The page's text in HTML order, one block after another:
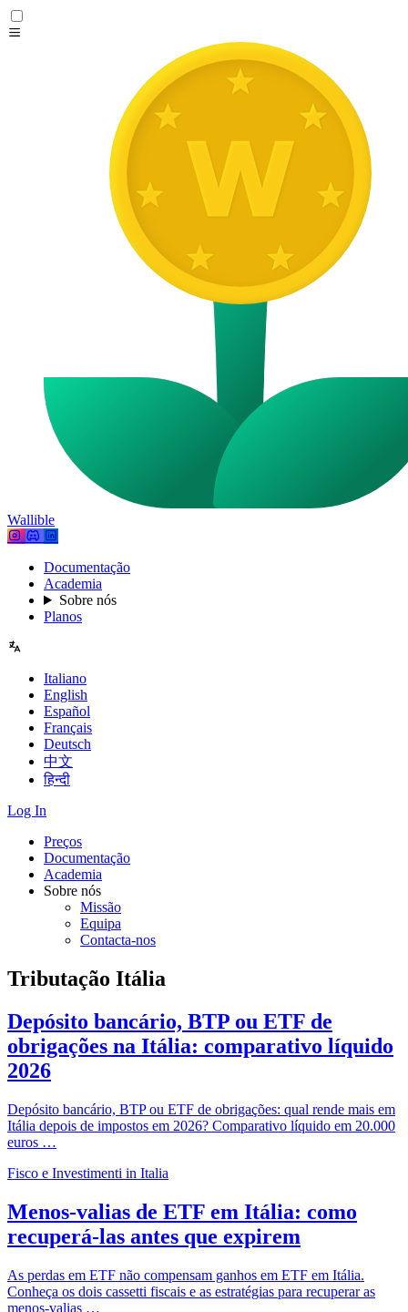
Wallible
Documentação
Academia
Sobre nós
Planos
Italiano
English
Español
Français
Deutsch
中文
हिन्दी
Log In
Preços
Documentação
Academia
Sobre nós
Missão
Equipa
Contacta-nos
Tributação Itália
Depósito bancário, BTP ou ETF de
obrigações na Itália: comparativo líquido
2026
Depósito bancário, BTP ou ETF de obrigações: qual rende mais em
Itália depois de impostos em 2026? Comparativo líquido em 20.000
euros …
Fisco e Investimenti in Italia
Menos-valias de ETF em Itália: como
recuperá-las antes que expirem
As perdas em ETF não compensam ganhos em ETF em Itália.
Conheça os dois cassetti fiscais e as estratégias para recuperar as
menos-valias …